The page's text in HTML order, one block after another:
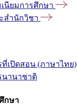
นียมการศึกษา
สำนักวิชา
เปิดสอน (ภาษาไทย)
นานาชาติ
กษา